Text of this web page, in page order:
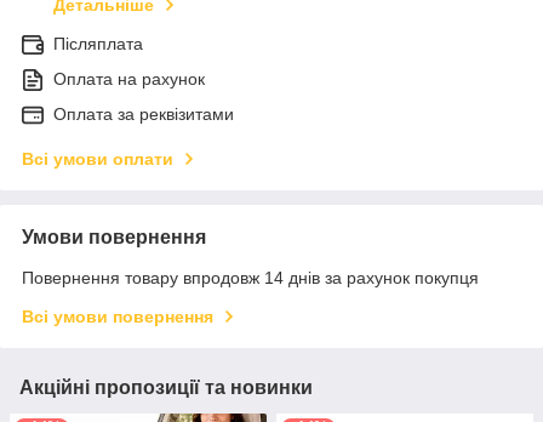
Детальніше
Післяплата
Оплата на рахунок
Оплата за реквізитами
Всі умови оплати
Умови повернення
Повернення товару впродовж 14 днів за рахунок покупця
Всі умови повернення
Акційні пропозиції та новинки